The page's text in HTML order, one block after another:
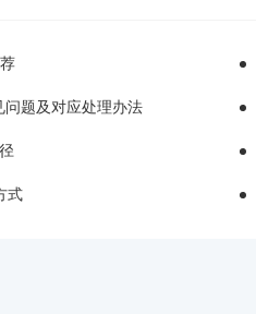
问题及对应处理办法
式